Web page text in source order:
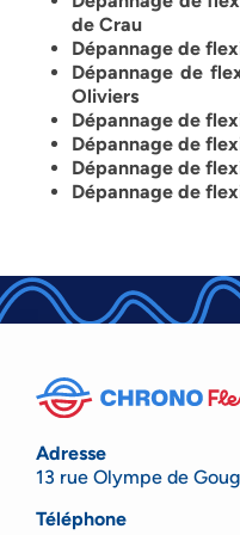
de Crau
Dépannage de
Dépannage de
Oliviers
Dépannage de
Dépannage de
Dépannage de
Dépannage de
Adresse
13 rue Olympe de
Téléphone